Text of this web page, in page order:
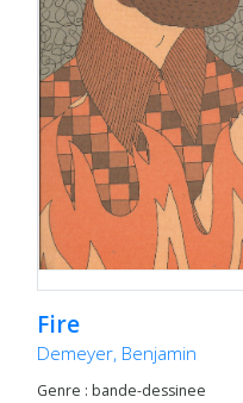
Fire
Demeyer, Benjamin
Genre : bande-dessinee